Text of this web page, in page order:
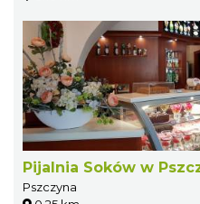
Pijalnia Soków w
Pszczyna